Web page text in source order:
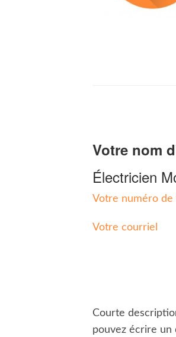
Votre nom
Électricien
Votre numéro de
Votre courriel
Courte
pouvez écrire un